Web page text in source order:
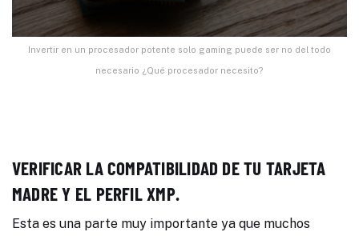
Invertir en un procesador potente solo gaming puede ser no del todo
necesario ¿Qué procesador necesito?
VERIFICAR LA COMPATIBILIDAD DE TU TARJETA
MADRE Y EL PERFIL XMP.
Esta es una parte muy importante ya que muchos